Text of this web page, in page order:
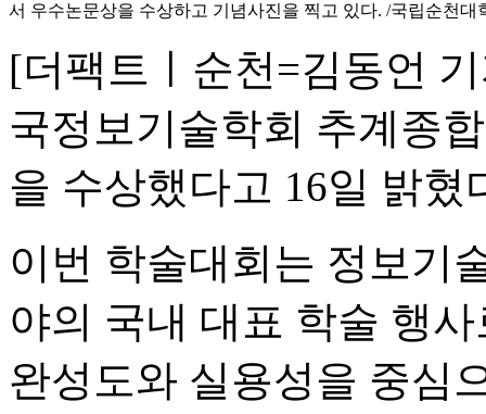
서 우수논문상을 수상하고 기념사진을 찍고 있다. /국립순천대
[더팩트ㅣ순천=김동언
국정보기술학회 추계종
을 수상했다고 16일 밝혔
이번 학술대회는 정보기
야의 국내 대표 학술 행
완성도와 실용성을 중심